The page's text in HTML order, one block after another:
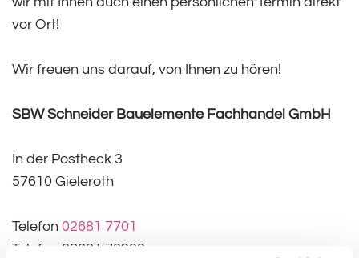
vor Ort!
Wir freuen uns darauf, von Ihnen zu hören!
SBW Schneider Bauelemente Fachhandel GmbH
In der Postheck 3
57610 Gieleroth
Telefon 02681 7701
Telefax 02681 70900